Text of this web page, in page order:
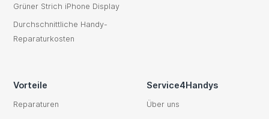
Grüner Strich iPhone Display
Durchschnittliche Handy-
Reparaturkosten
Vorteile
Reparaturen
Service4Handys
Über uns